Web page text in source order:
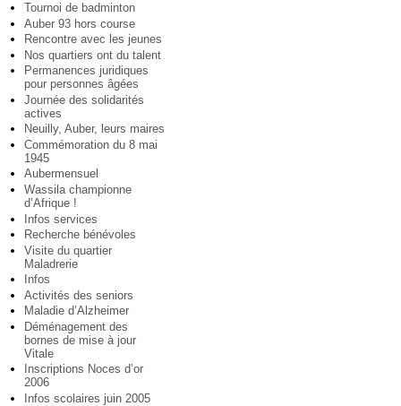
Tournoi de badminton
Auber 93 hors course
Rencontre avec les jeunes
Nos quartiers ont du talent
Permanences juridiques
pour personnes âgées
Journée des solidarités
actives
Neuilly, Auber, leurs maires
Commémoration du 8 mai
1945
Aubermensuel
Wassila championne
d’Afrique !
Infos services
Recherche bénévoles
Visite du quartier
Maladrerie
Infos
Activités des seniors
Maladie d’Alzheimer
Déménagement des
bornes de mise à jour
Vitale
Inscriptions Noces d’or
2006
Infos scolaires juin 2005